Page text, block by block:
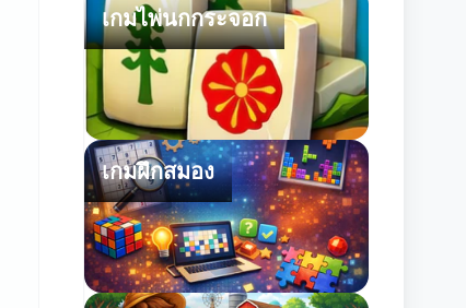
เกมไพ่นกกระจอก
เกมฝึกสมอง